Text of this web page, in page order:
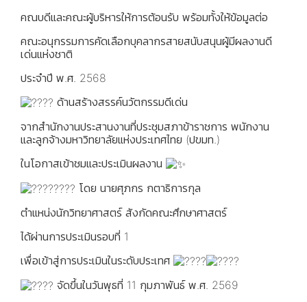
คณบดีและคณะผู้บริหารให้การต้อนรับ พร้อมทั้งให้ข้อมูลต่อ
คณะอนุกรรมการคัดเลือกบุคลากรสายสนับสนุนผู้มีผลงานดี
เด่นแห่งชาติ
ประจำปี พ.ศ. 2568
ด้านสร้างสรรค์นวัตกรรมดีเด่น
จากสำนักงานประสานงานที่ประชุมสภาข้าราชการ พนักงาน
และลูกจ้างมหาวิทยาลัยแห่งประเทศไทย (ปขมท.)
ในโอกาสเข้าชมและประเมินผลงาน
โดย นายศุภกร กตาธิการกุล
ตำแหน่งนักวิทยาศาสตร์ สังกัดคณะศึกษาศาสตร์
ได้ผ่านการประเมินรอบที่ 1
เพื่อเข้าสู่การประเมินในระดับประเทศ
จัดขึ้นในวันพุธที่ 11 กุมภาพันธ์ พ.ศ. 2569